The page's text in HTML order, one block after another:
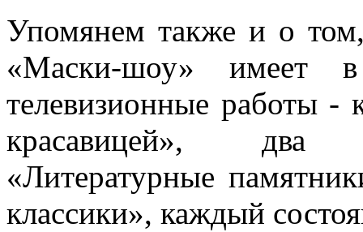
Упомянем также и о том,
«Маски-шоу» имеет
телевизионные работы -
красавицей», два
«Литературные
классики», каждый